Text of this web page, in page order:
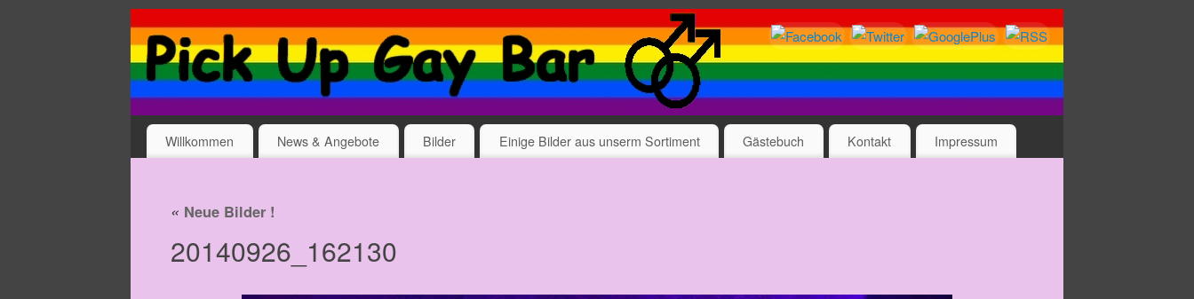
Willkommen News & Angebote Bilder Einige Bilder aus unserm Sortiment Gästebuch Kontakt Impressum
« Neue Bilder !
20140926_162130